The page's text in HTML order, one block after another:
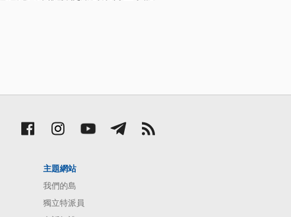
主題網站
我們的島
獨立特派員